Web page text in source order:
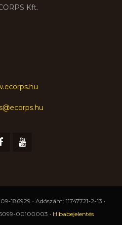
186929 • Adószám: 11747721-2-13 •
00100003 • Hibabejelentés